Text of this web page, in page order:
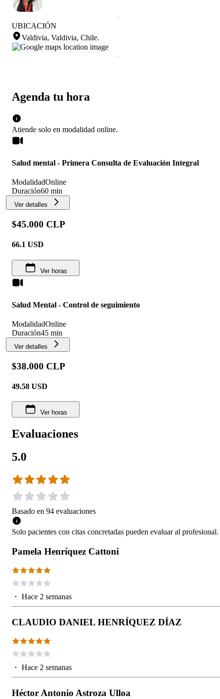
Agenda tu hora
Atiende solo en modalidad online.
Salud mental - Primera Consulta de Evaluación Integral
ModalidadOnline
Duración60 min
Ver detalles
$45.000 CLP
66.1 USD
Ver horas
Salud Mental - Control de seguimiento
ModalidadOnline
Duración45 min
Ver detalles
$38.000 CLP
49.58 USD
Ver horas
Evaluaciones
5.0
Basado en 94 evaluaciones
Solo pacientes con citas concretadas pueden evaluar al profesional.
Pamela Henríquez Cattoni
・ Hace 2 semanas
CLAUDIO DANIEL HENRÍQUEZ DÍAZ
・ Hace 2 semanas
Héctor Antonio Astroza Ulloa
UBICACIÓN
Valdivia, Valdivia, Chile.